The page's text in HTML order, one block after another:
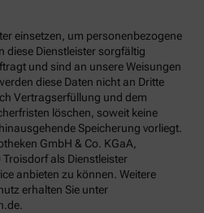
einsetzen, um personenbezogene
diese Dienstleister sorgfältig
und sind an unsere Weisungen
diese Daten nicht an Dritte
Vertragserfüllung und dem
löschen, soweit keine
Speicherung vorliegt.
GmbH & Co. KGaA,
als Dienstleister
anbieten zu können. Weitere
erhalten Sie unter